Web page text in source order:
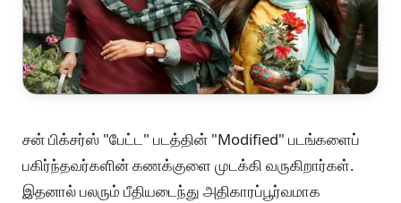
சன் பிக்சர்ஸ் "பேட்ட" படத்தின் "Modified" படங்களைப்
பகிர்ந்தவர்களின் கணக்குளை முடக்கி வருகிறார்கள்.
இதனால் பலரும் பீதியடைந்து அதிகாரப்பூர்வமாக